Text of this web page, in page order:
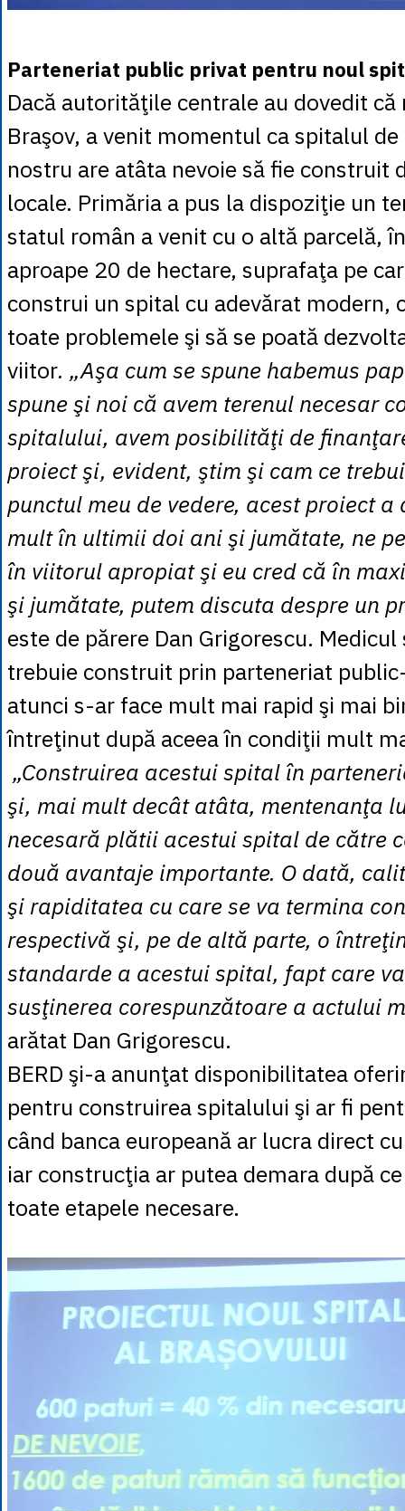
Parteneriat public privat pentru noul
Dacă autorităţile centrale au dovedit că
Braşov, a venit momentul ca spitalul de
nostru are atâta nevoie să fie construit
locale. Primăria a pus la dispoziţie un
statul român a venit cu o altă parcelă,
aproape 20 de hectare, suprafaţa pe
construi un spital cu adevărat modern,
toate problemele şi să se poată
viitor. „Aşa cum se spune habemus
spune şi noi că avem terenul necesar
spitalului, avem posibilităţi de
proiect şi, evident, ştim şi cam ce
punctul meu de vedere, acest proiect
mult în ultimii doi ani şi jumătate, ne
în viitorul apropiat şi eu cred că în
şi jumătate, putem discuta despre un
este de părere Dan Grigorescu.
trebuie construit prin parteneriat
atunci s-ar face mult mai rapid şi mai
întreţinut după aceea în condiţii mult
„Construirea acestui spital în
şi, mai mult decât atâta, mentenanţa
necesară plătii acestui spital de către
două avantaje importante. O dată,
şi rapiditatea cu care se va termina
respectivă şi, pe de altă parte, o
standarde a acestui spital, fapt care
susţinerea corespunzătoare a actului
arătat Dan Grigorescu.
BERD şi-a anunţat disponibilitatea
pentru construirea spitalului şi ar fi
când banca europeană ar lucra direct
iar construcţia ar putea demara după
toate etapele necesare.